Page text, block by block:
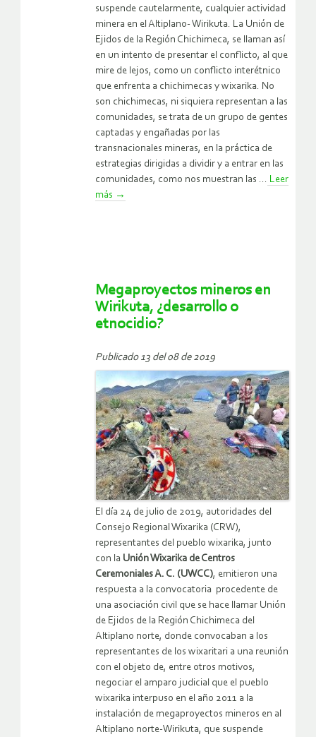
suspende cautelarmente, cualquier actividad
minera en el Altiplano- Wirikuta. La Unión de
Ejidos de la Región Chichimeca, se llaman así
en un intento de presentar el conflicto, al que
mire de lejos, como un conflicto interétnico
que enfrenta a chichimecas y wixarika. No
son chichimecas, ni siquiera representan a las
comunidades, se trata de un grupo de gentes
captadas y engañadas por las
transnacionales mineras, en la práctica de
estrategias dirigidas a dividir y a entrar en las
comunidades, como nos muestran las ... Leer
más →
Megaproyectos mineros en
Wirikuta, ¿desarrollo o
etnocidio?
Publicado 13 del 08 de 2019
El día 24 de julio de 2019, autoridades del
Consejo Regional Wixarika (CRW),
representantes del pueblo wixarika, junto
con la Unión Wixarika de Centros
Ceremoniales A. C. (UWCC), emitieron una
respuesta a la convocatoria procedente de
una asociación civil que se hace llamar Unión
de Ejidos de la Región Chichimeca del
Altiplano norte, donde convocaban a los
representantes de los wixaritari a una reunión
con el objeto de, entre otros motivos,
negociar el amparo judicial que el pueblo
wixarika interpuso en el año 2011 a la
instalación de megaproyectos mineros en al
Altiplano norte-Wirikuta, que suspende